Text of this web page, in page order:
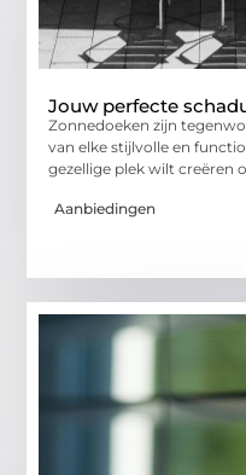
Jouw perfecte
Zonnedoeken zijn
van elke stijlvolle en
gezellige plek wilt creëren
Aanbiedingen